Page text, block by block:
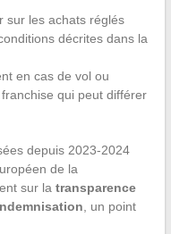
sur les achats réglés
décrites dans la
en cas de vol ou
qui peut différer
depuis 2023-2024
de la
sur la transparence
, un point